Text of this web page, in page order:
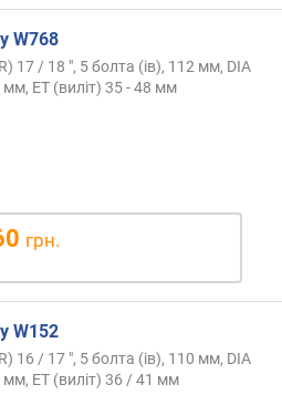
W768
17 / 18 ", 5 болта (ів), 112 мм, DIA
ET (виліт) 35 - 48 мм
грн.
W152
16 / 17 ", 5 болта (ів), 110 мм, DIA
ET (виліт) 36 / 41 мм